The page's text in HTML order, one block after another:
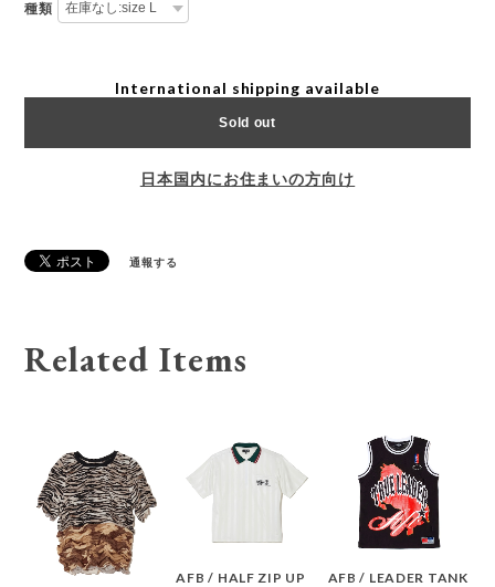
種類
International shipping available
Sold out
日本国内にお住まいの方向け
通報する
Related Items
AFB / HALF ZIP UP
AFB / LEADER TANK